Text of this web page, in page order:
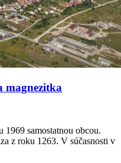
magnezitka
1969 samostatnou obcou.
z roku 1263. V súčasnosti v